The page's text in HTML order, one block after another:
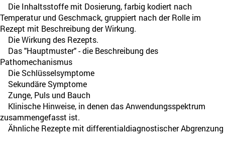
Die Inhaltsstoffe mit Dosierung, farbig kodiert nach
Temperatur und Geschmack, gruppiert nach der Rolle im
Rezept mit Beschreibung der Wirkung.
Die Wirkung des Rezepts.
Das "Hauptmuster" - die Beschreibung des
Pathomechanismus
Die Schlüsselsymptome
Sekundäre Symptome
Zunge, Puls und Bauch
Klinische Hinweise, in denen das Anwendungsspektrum
zusammengefasst ist.
Ähnliche Rezepte mit differentialdiagnostischer Abgrenzung